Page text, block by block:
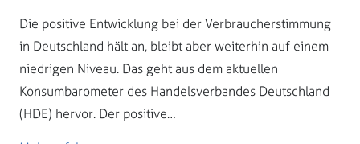
Die positive Entwicklung bei der Verbraucherstimmung
in Deutschland hält an, bleibt aber weiterhin auf einem
niedrigen Niveau. Das geht aus dem aktuellen
Konsumbarometer des Handelsverbandes Deutschland
(HDE) hervor. Der positive…